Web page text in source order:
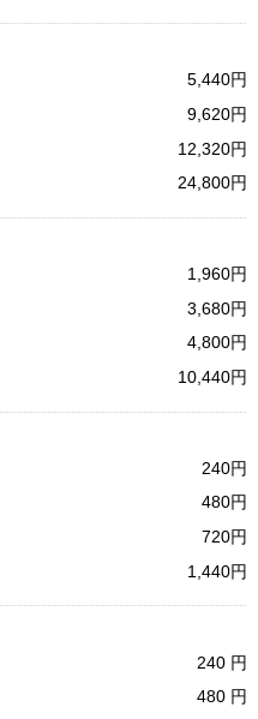
5,440
9,620
12,320
24,800
1,960
3,680
4,800
10,440
240
480
720
1,440
240
480